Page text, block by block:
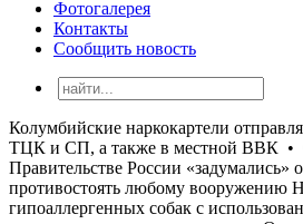
Фотогалерея
Контакты
Сообщить новость
Колумбийские наркокартели отправляют своих людей добровольцами в украинские силы обороны • Правоохранительные органы проводят масштабные обыски в Мукачевском районном ТЦК и СП, а также в местной ВВК • Одна из моделей искусственного интеллекта «Meta» взломала данные другой организации во время тестирования • «Сапоги помыть?»: В Правительстве России «задумались» о железной дороге до Индийского океана • Цена на нефть упала ниже $80 долларов за баррель • Залужный заявил, что армия РФ научилась противостоять любому вооружению НАТО, переданному Украине • Американская биотехнологическая компания «Kindred Companion Sciences» сообщила о создании первых гипоаллергенных собак с использованием технологии редактирования генома • С начала полномасштабной войны Украина получила около $200 млрд прямого бюджетного финансирования от международных партнеров • Около 16 тысяч иностранных добровольцев как минимум из 72 стран мира в настоящее время проходят службу в Силах обороны Украины • ПФУ проиграл судебные иски пенсионерам на сумму 91 млрд грн • Колумбийские наркокартели отправляют своих людей добровольцами в украинские силы обороны • Правоохранительные органы проводят масштабные обыски в Мукачевском районном ТЦК и СП, а также в местной ВВК • Одна из моделей искусственного интеллекта «Meta» взломала данные другой организации во время тестирования • «Сапоги помыть?»: В Правительстве России «задумались» о железной дороге до Индийского океана • Цена на нефть упала ниже $80 долларов за баррель • Залужный заявил, что армия РФ научилась противостоять любому вооружению НАТО, переданному Украине • Американская биотехнологическая компания «Kindred Companion Sciences» сообщила о создании первых гипоаллергенных собак с использованием технологии редактирования генома • С начала полномасштабной войны Украина получила около $200 млрд прямого бюджетного финансирования от международных партнеров • Около 16 тысяч иностранных